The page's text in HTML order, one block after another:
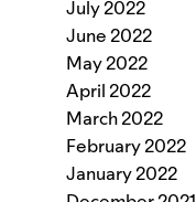
July 2022
June 2022
May 2022
April 2022
March 2022
February 2022
January 2022